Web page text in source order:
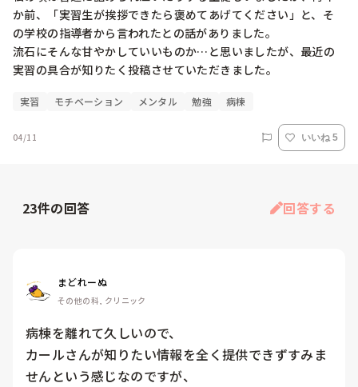
か前、「実習生が挨拶できたら褒めてあげてください」と、そ
の学校の指導者から言われたとの話がありました。
流石にそんな甘やかしていいものか…と思いましたが、最近の
実習の具合が知りたく投稿させていただきました。
実習 モチベーション メンタル 勉強 病棟
04/11 いいね 5
23件の回答 回答する
まどれーぬ
その他の科, クリニック
病棟を離れて久しいので、
カールさんが知りたい情報を全く提供できずすみま
せんという感じなのですが、